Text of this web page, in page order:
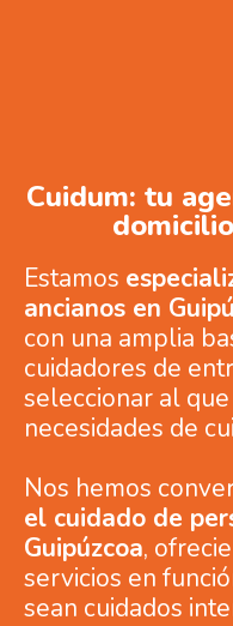
Cuidum: tu
Estamos
ancianos en
con una amplia
cuidadores de
seleccionar al
necesidades de
Nos hemos
el cuidado de
Guipúzcoa,
servicios en
sean cuidados